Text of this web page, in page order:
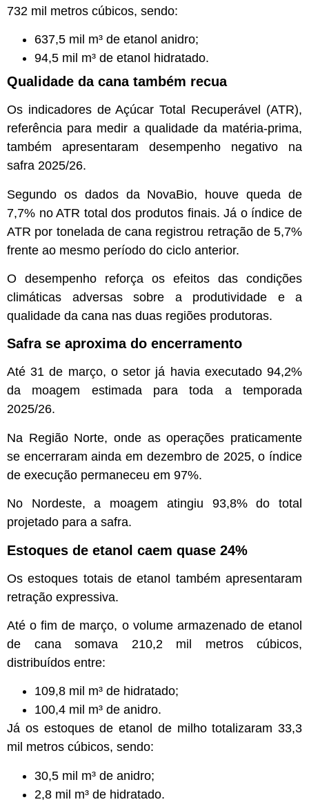
732 mil metros cúbicos, sendo:
637,5 mil m³ de etanol anidro;
94,5 mil m³ de etanol hidratado.
Qualidade da cana também recua
Os indicadores de Açúcar Total Recuperável (ATR),
referência para medir a qualidade da matéria-prima,
também apresentaram desempenho negativo na
safra 2025/26.
Segundo os dados da NovaBio, houve queda de
7,7% no ATR total dos produtos finais. Já o índice de
ATR por tonelada de cana registrou retração de 5,7%
frente ao mesmo período do ciclo anterior.
O desempenho reforça os efeitos das condições
climáticas adversas sobre a produtividade e a
qualidade da cana nas duas regiões produtoras.
Safra se aproxima do encerramento
Até 31 de março, o setor já havia executado 94,2%
da moagem estimada para toda a temporada
2025/26.
Na Região Norte, onde as operações praticamente
se encerraram ainda em dezembro de 2025, o índice
de execução permaneceu em 97%.
No Nordeste, a moagem atingiu 93,8% do total
projetado para a safra.
Estoques de etanol caem quase 24%
Os estoques totais de etanol também apresentaram
retração expressiva.
Até o fim de março, o volume armazenado de etanol
de cana somava 210,2 mil metros cúbicos,
distribuídos entre:
109,8 mil m³ de hidratado;
100,4 mil m³ de anidro.
Já os estoques de etanol de milho totalizaram 33,3
mil metros cúbicos, sendo:
30,5 mil m³ de anidro;
2,8 mil m³ de hidratado.